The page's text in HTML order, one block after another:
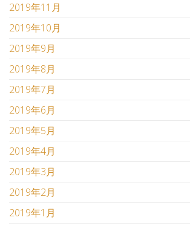
2019年11月
2019年10月
2019年9月
2019年8月
2019年7月
2019年6月
2019年5月
2019年4月
2019年3月
2019年2月
2019年1月